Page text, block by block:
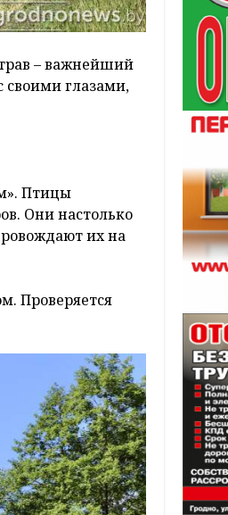
– важнейший
своими глазами,
Птицы
Они настолько
их на
Проверяется